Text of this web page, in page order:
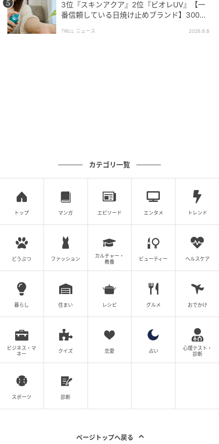
今回のアンケートでは、セブンイレブンがダントツの
調査実施日：2026年3月27日
調査対象：全国の10代〜70代の男女
有効回答数：300名 ※記事内の情報は執筆時点の内容
開を行っています。
※本記事は、自社で募集したアンケートの回答者300名
の意見を集計した結果に基づき制作しています。社会
全体の意見を代表、あるいは断定するものではないこ
とを、あらかじめご了承ください。
#1 子どもの実名と顔を晒すママ、大丈夫か
な？なんて心配していたら。
の記事をもっとみる
3位『スキンアクア』2位『ビオレUV』【一
番信頼している日焼け止めブランド】300名
かった」
TRILL ニュース 2026.8.8
カテゴリ一覧
トップ マンガ エピソード エンタメ トレンド
どうぶつ ファッション
カルチャー・
教養
ビューティー ヘルスケア
暮らし 住まい レシピ グルメ おでかけ
ビジネス・マ
ネー
クイズ 恋愛 占い
心理テスト・
診断
スポーツ 診断
ページトップへ戻る